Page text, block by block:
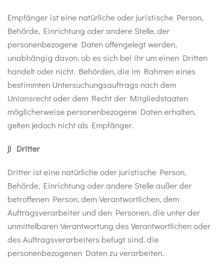
Empfänger ist eine natürliche oder juristische Person,
Behörde, Einrichtung oder andere Stelle, der
personenbezogene Daten offengelegt werden,
unabhängig davon, ob es sich bei ihr um einen Dritten
handelt oder nicht. Behörden, die im Rahmen eines
bestimmten Untersuchungsauftrags nach dem
Unionsrecht oder dem Recht der Mitgliedstaaten
möglicherweise personenbezogene Daten erhalten,
gelten jedoch nicht als Empfänger.
j) Dritter
Dritter ist eine natürliche oder juristische Person,
Behörde, Einrichtung oder andere Stelle außer der
betroffenen Person, dem Verantwortlichen, dem
Auftragsverarbeiter und den Personen, die unter der
unmittelbaren Verantwortung des Verantwortlichen oder
des Auftragsverarbeiters befugt sind, die
personenbezogenen Daten zu verarbeiten.